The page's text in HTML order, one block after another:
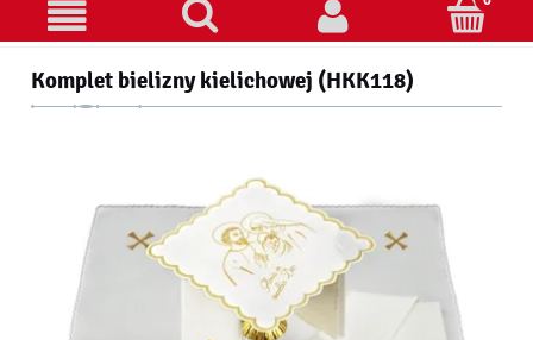
Komplet bielizny kielichowej (HKK118)